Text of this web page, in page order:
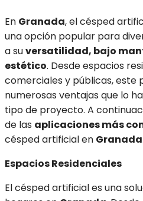
En Granada, el césped
una opción popular para
a suversatilidad, bajo
estético. Desde espacios
comerciales y públicas, este
numerosas ventajas que lo
tipo de proyecto. A
de las aplicaciones más
césped artificial en Granada.
Espacios Residenciales
El césped artificial es una